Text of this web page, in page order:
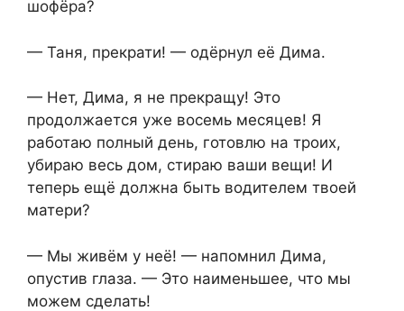
шофёра?
— Таня, прекрати! — одёрнул её Дима.
— Нет, Дима, я не прекращу! Это
продолжается уже восемь месяцев! Я
работаю полный день, готовлю на троих,
убираю весь дом, стираю ваши вещи! И
теперь ещё должна быть водителем твоей
матери?
— Мы живём у неё! — напомнил Дима,
опустив глаза. — Это наименьшее, что мы
можем сделать!